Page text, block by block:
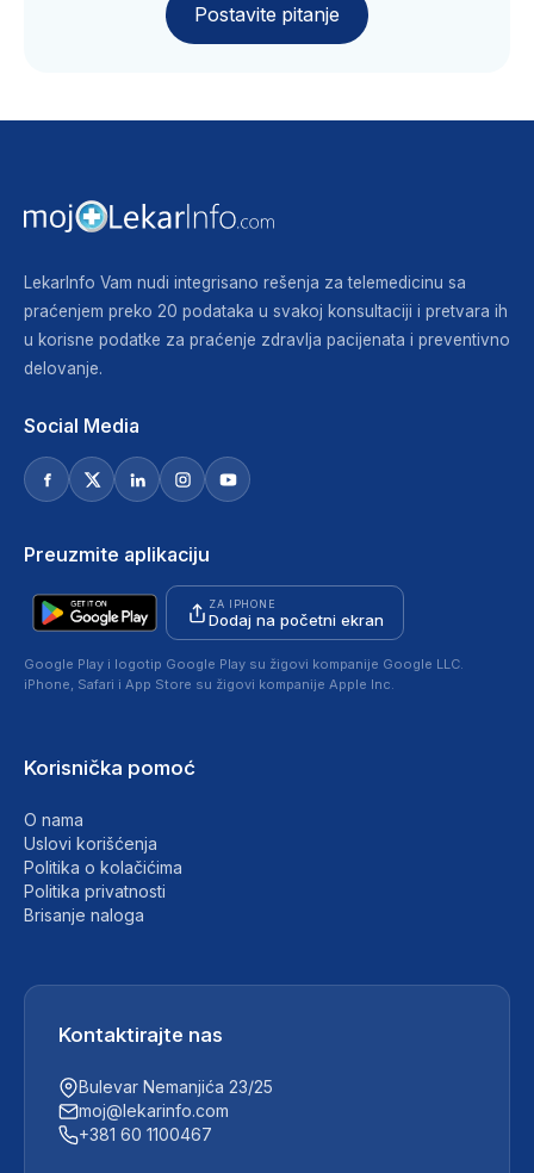
Postavite pitanje
LekarInfo Vam nudi integrisano rešenja za telemedicinu sa
praćenjem preko 20 podataka u svakoj konsultaciji i pretvara ih
u korisne podatke za praćenje zdravlja pacijenata i preventivno
delovanje.
Social Media
Preuzmite aplikaciju
ZA IPHONE
Dodaj na početni ekran
Google Play i logotip Google Play su žigovi kompanije Google LLC.
iPhone, Safari i App Store su žigovi kompanije Apple Inc.
Korisnička pomoć
O nama
Uslovi korišćenja
Politika o kolačićima
Politika privatnosti
Brisanje naloga
Kontaktirajte nas
Bulevar Nemanjića 23/25
moj@lekarinfo.com
+381 60 1100467